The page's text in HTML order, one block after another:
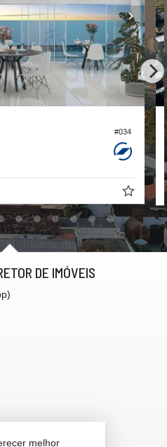
#034
DE IMÓVEIS
melhor